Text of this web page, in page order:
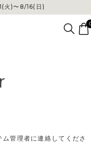
火)〜8/16(日)
管理者に連絡してくださ